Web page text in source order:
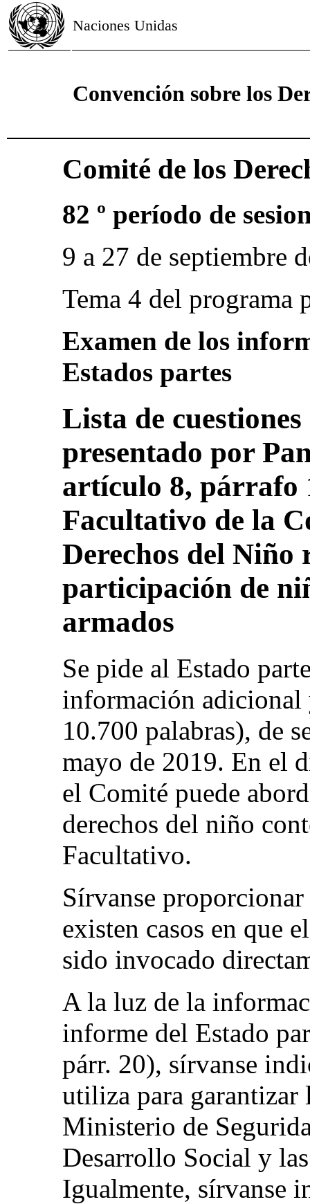
Naciones Unidas
Convención sobre los
Comité de los
82 º período de
9 a 27 de septiembre
Tema 4 del programa
Examen de los
Estados partes
Lista de
presentado por
artículo 8, párrafo
Facultativo de la
Derechos del Niño
participación de
armados
Se pide al Estado
información adicional
10.700 palabras), de
mayo de 2019. En el
el Comité puede
derechos del niño
Facultativo.
Sírvanse
existen casos en que
sido invocado
A la luz de la
informe del Estado
párr. 20), sírvanse
utiliza para garantizar
Ministerio de
Desarrollo Social y
Igualmente, sírvanse